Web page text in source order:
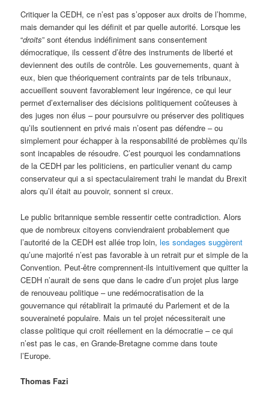
Critiquer la CEDH, ce n’est pas s’opposer aux droits de l’homme,
mais demander qui les définit et par quelle autorité. Lorsque les
“droits” sont étendus indéfiniment sans consentement
démocratique, ils cessent d’être des instruments de liberté et
deviennent des outils de contrôle. Les gouvernements, quant à
eux, bien que théoriquement contraints par de tels tribunaux,
accueillent souvent favorablement leur ingérence, ce qui leur
permet d’externaliser des décisions politiquement coûteuses à
des juges non élus – pour poursuivre ou préserver des politiques
qu’ils soutiennent en privé mais n’osent pas défendre – ou
simplement pour échapper à la responsabilité de problèmes qu’ils
sont incapables de résoudre. C’est pourquoi les condamnations
de la CEDH par les politiciens, en particulier venant du camp
conservateur qui a si spectaculairement trahi le mandat du Brexit
alors qu’il était au pouvoir, sonnent si creux.
Le public britannique semble ressentir cette contradiction. Alors
que de nombreux citoyens conviendraient probablement que
l’autorité de la CEDH est allée trop loin,les sondages suggèrent
qu’une majorité n’est pas favorable à un retrait pur et simple de la
Convention. Peut-être comprennent-ils intuitivement que quitter la
CEDH n’aurait de sens que dans le cadre d’un projet plus large
de renouveau politique – une redémocratisation de la
gouvernance qui rétablirait la primauté du Parlement et de la
souveraineté populaire. Mais un tel projet nécessiterait une
classe politique qui croit réellement en la démocratie – ce qui
n’est pas le cas, en Grande-Bretagne comme dans toute
l’Europe.
Thomas Fazi